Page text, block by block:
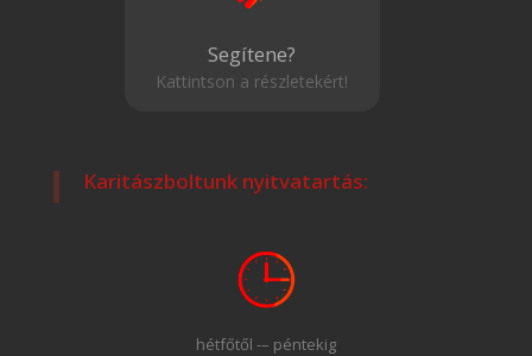
Segítene?
Kattintson a részletekért!
Karitászboltunk nyitvatartás:
hétfőtől -– péntekig